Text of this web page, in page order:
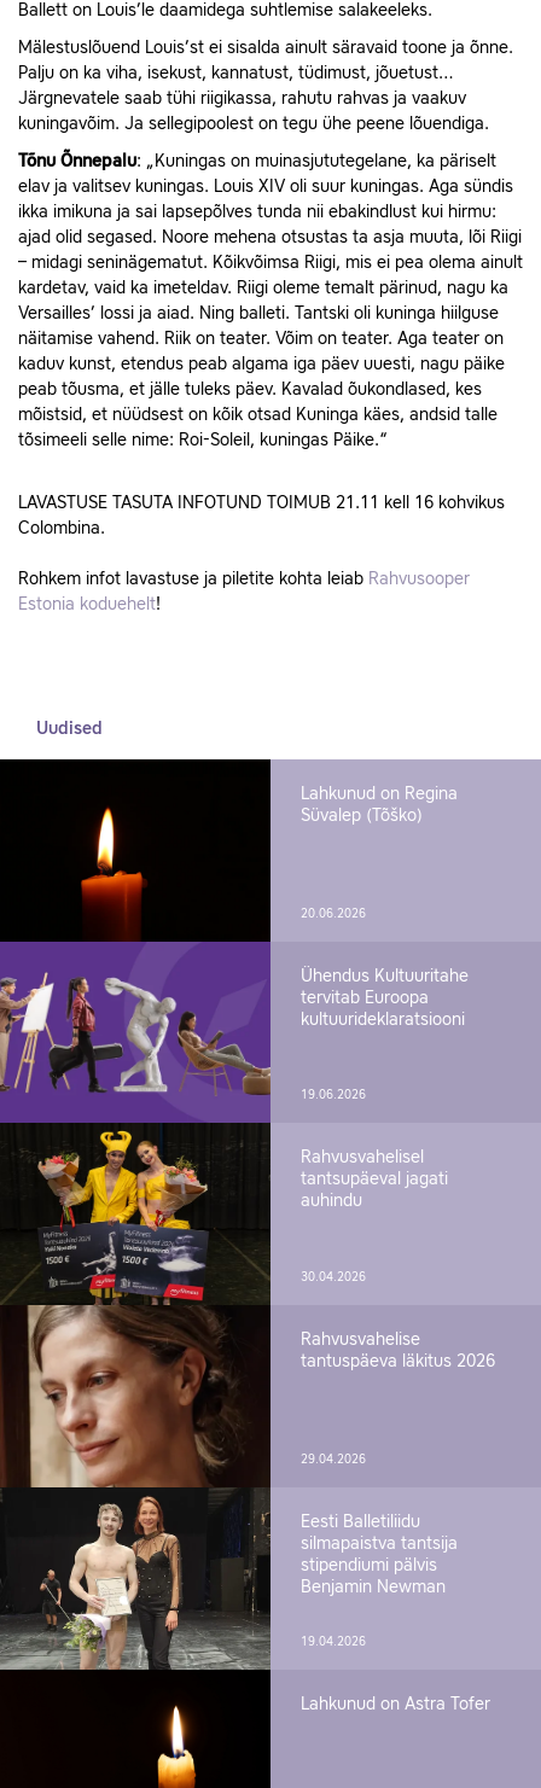
Ballett on Louis’le daamidega suhtlemise salakeeleks.
Mälestuslõuend Louis’st ei sisalda ainult säravaid toone ja õnne.
Palju on ka viha, isekust, kannatust, tüdimust, jõuetust…
Järgnevatele saab tühi riigikassa, rahutu rahvas ja vaakuv
kuningavõim. Ja sellegipoolest on tegu ühe peene lõuendiga.
Tõnu Õnnepalu: „Kuningas on muinasjututegelane, ka päriselt
elav ja valitsev kuningas. Louis XIV oli suur kuningas. Aga sündis
ikka imikuna ja sai lapsepõlves tunda nii ebakindlust kui hirmu:
ajad olid segased. Noore mehena otsustas ta asja muuta, lõi Riigi
– midagi seninägematut. Kõikvõimsa Riigi, mis ei pea olema ainult
kardetav, vaid ka imeteldav. Riigi oleme temalt pärinud, nagu ka
Versailles’ lossi ja aiad. Ning balleti. Tantski oli kuninga hiilguse
näitamise vahend. Riik on teater. Võim on teater. Aga teater on
kaduv kunst, etendus peab algama iga päev uuesti, nagu päike
peab tõusma, et jälle tuleks päev. Kavalad õukondlased, kes
mõistsid, et nüüdsest on kõik otsad Kuninga käes, andsid talle
tõsimeeli selle nime: Roi-Soleil, kuningas Päike.“
LAVASTUSE TASUTA INFOTUND TOIMUB 21.11 kell 16 kohvikus
Colombina.
Rohkem infot lavastuse ja piletite kohta leiab Rahvusooper
Estonia koduehelt!
Uudised
Lahkunud on Regina
Süvalep (Tõško)
20.06.2026
Ühendus Kultuuritahe
tervitab Euroopa
kultuurideklaratsiooni
19.06.2026
Rahvusvahelisel
tantsupäeval jagati
auhindu
30.04.2026
Rahvusvahelise
tantuspäeva läkitus 2026
29.04.2026
Eesti Balletiliidu
silmapaistva tantsija
stipendiumi pälvis
Benjamin Newman
19.04.2026
Lahkunud on Astra Tofer